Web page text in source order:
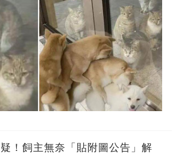
！飼主無奈「貼附圖公告」解